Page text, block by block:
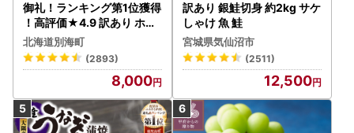
御礼！ランキング第1位獲得
！高評価★4.9 訳あり ホタ
テ 400g（ほたて 帆立 貝柱
冷凍 ）
北海道別海町
(2893)
8,000
訳あり 銀鮭切身 約2kg サケ
しゃけ 魚 鮭
宮城県気仙沼市
(2511)
12,500